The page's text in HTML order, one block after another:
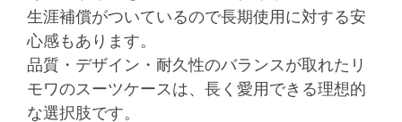
生涯補償がついているので長期使用に対する安
心感もあります。
品質・デザイン・耐久性のバランスが取れたリ
モワのスーツケースは、長く愛用できる理想的
な選択肢です。